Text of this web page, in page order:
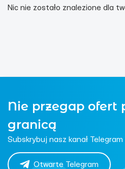
Nic nie zostało znalezione dla
Nie przegap ofert
granicą
Subskrybuj nasz kanał Telegram
Otwarte Telegram